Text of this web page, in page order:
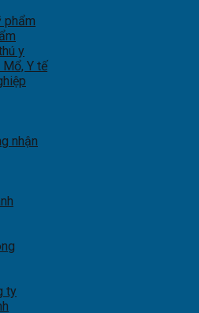
phẩm
y
Mổ, Y tế
nhận
ty